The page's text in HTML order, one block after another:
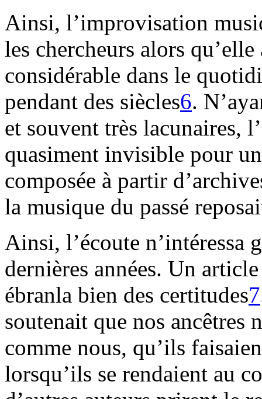
Ainsi, l’improvisation
les chercheurs alors
considérable dans le
pendant des siècles6.
et souvent très lacunaires,
quasiment invisible pour
composée à partir
la musique du passé
Ainsi, l’écoute n’intéressa
dernières années. Un
ébranla bien des certitudes7
soutenait que nos ancêtres
comme nous, qu’ils
lorsqu’ils se rendaient au